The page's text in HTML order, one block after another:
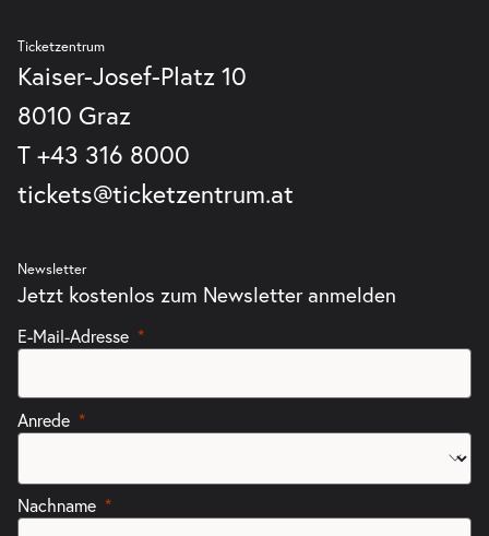
Ticketzentrum
Kaiser-Josef-Platz 10
8010 Graz
T +43 316 8000
tickets@ticketzentrum.at
Newsletter
Jetzt kostenlos zum Newsletter anmelden
E-Mail-Adresse
Anrede
Nachname